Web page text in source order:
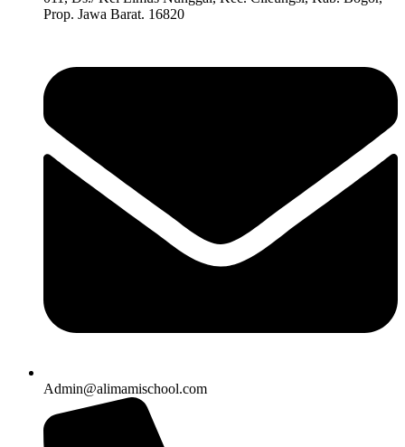
Prop. Jawa Barat. 16820
Admin@alimamischool.com